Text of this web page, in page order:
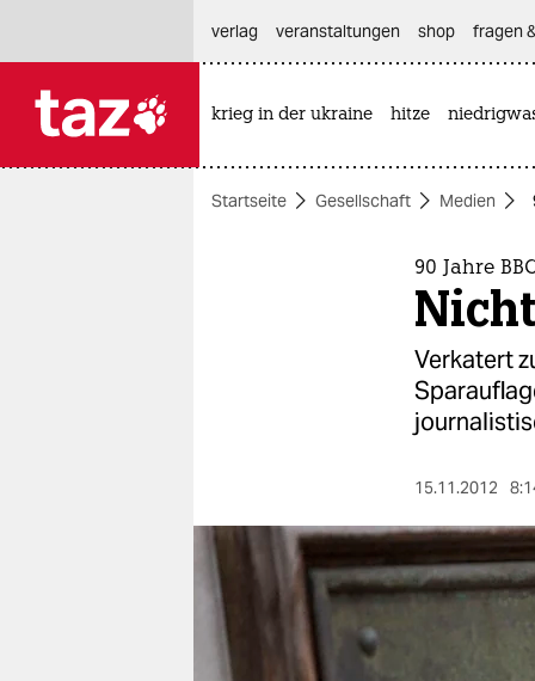
themen
berlin
nord
wahrheit
verlag
veranstaltungen shop fragen
krieg in der ukraine hitze
Startseite Gesellschaft Medien
90 Jahre
Verkatert
15.11.2012